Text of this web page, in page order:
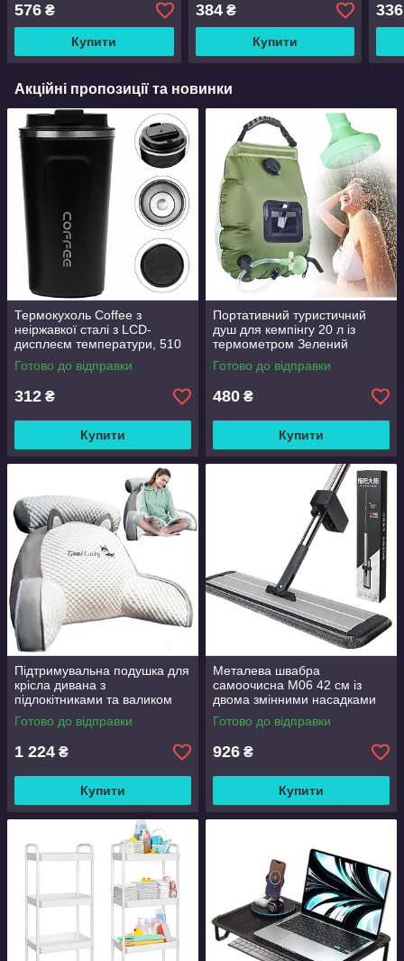
576 ₴
Купити
384₴
Купити
336
Акційні пропозиції та новинки
Термокухоль Coffee з
неіржавкої сталі з LCD-
дисплеєм температури, 510
мл Чорний
Готово до відправки
312 ₴
Купити
Портативний туристичний
душ для кемпінгу 20 л із
термометром Зелений
Готово до відправки
480 ₴
Купити
Підтримувальна подушка для
крісла дивана з
підлокітниками та валиком
Good Lucky
Готово до відправки
1 224 ₴
Купити
Металева швабра
самоочисна M06 42 см із
двома змінними насадками
Готово до відправки
926 ₴
Купити